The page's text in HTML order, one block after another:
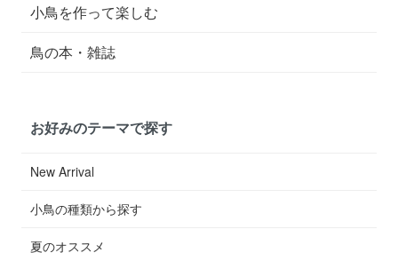
小鳥を作って楽しむ
鳥の本・雑誌
お好みのテーマで探す
New Arrival
小鳥の種類から探す
夏のオススメ